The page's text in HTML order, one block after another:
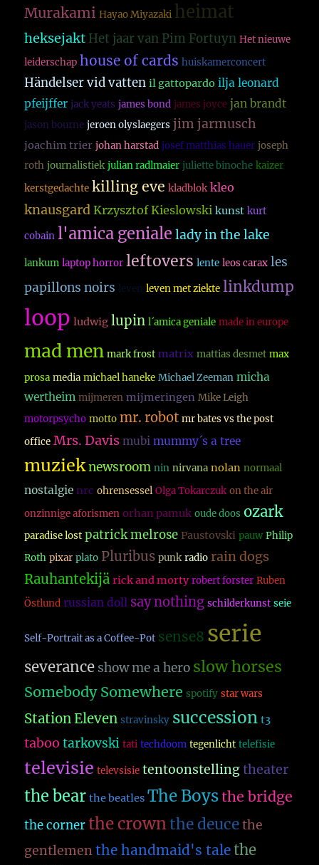
Murakami Hayao Miyazaki heimat
heksejakt Het jaar van Pim Fortuyn Het nieuwe
leiderschap house of cards huiskamerconcert
Händelser vid vatten il gattopardo ilja leonard
pfeijffer jack yeats james bond james joyce jan brandt
jason bourne jeroen olyslaegers jim jarmusch
joachim trier johan harstad josef matthias hauer joseph
roth journalistiek julian radlmaier juliette binoche kaizer
kerstgedachte killing eve kladblok kleo
knausgard Krzysztof Kieslowski kunst kurt
cobain l'amica geniale lady in the lake
lankum laptop horror leftovers lente leos carax les
papillons noirs leven leven met ziekte linkdump
loop ludwig lupin l´amica geniale made in europe
mad men mark frost matrix mattias desmet max
prosa media michael haneke Michael Zeeman micha
wertheim mijmeren mijmeringen Mike Leigh
motorpsycho motto mr. robot mr bates vs the post
office Mrs. Davis mubi mummy´s a tree
muzieknewsroom nin nirvana nolan normaal
nostalgie nrc ohrensessel Olga Tokarczuk on the air
onzinnige aforismen orhan pamuk oude doos ozark
paradise lost patrick melrose Paustovski pauw Philip
Roth pixar plato Pluribus punk radio rain dogs
Rauhantekijä rick and morty robert forster Ruben
Östlund russian doll say nothing schilderkunst seie
Self-Portrait as a Coffee-Pot sense8 serie
severance show me a hero slow horses
Somebody Somewhere spotify star wars
Station Eleven stravinsky succession t3
taboo tarkovski tati techdoom tegenlicht telefisie
televisie televsisie tentoonstelling theater
the bear the beatles The Boysthe bridge
the corner the crownthe deuce the
gentlemen the handmaid's talethe